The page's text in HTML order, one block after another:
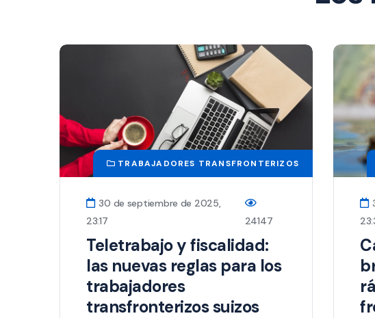
TRABAJADORES TRANSFRONTERIZOS
30 de septiembre de 2025,
23:17
24147
Teletrabajo y fiscalidad:
las nuevas reglas para los
trabajadores
transfronterizos suizos